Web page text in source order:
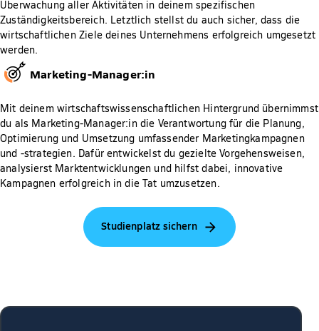
Überwachung aller Aktivitäten in deinem spezifischen
Zuständigkeitsbereich. Letztlich stellst du auch sicher, dass die
wirtschaftlichen Ziele deines Unternehmens erfolgreich umgesetzt
werden.
Marketing-Manager:in
Mit deinem wirtschaftswissenschaftlichen Hintergrund übernimmst
du als Marketing-Manager:in die Verantwortung für die Planung,
Optimierung und Umsetzung umfassender Marketingkampagnen
und -strategien. Dafür entwickelst du gezielte Vorgehensweisen,
analysierst Marktentwicklungen und hilfst dabei, innovative
Kampagnen erfolgreich in die Tat umzusetzen.
Studienplatz sichern